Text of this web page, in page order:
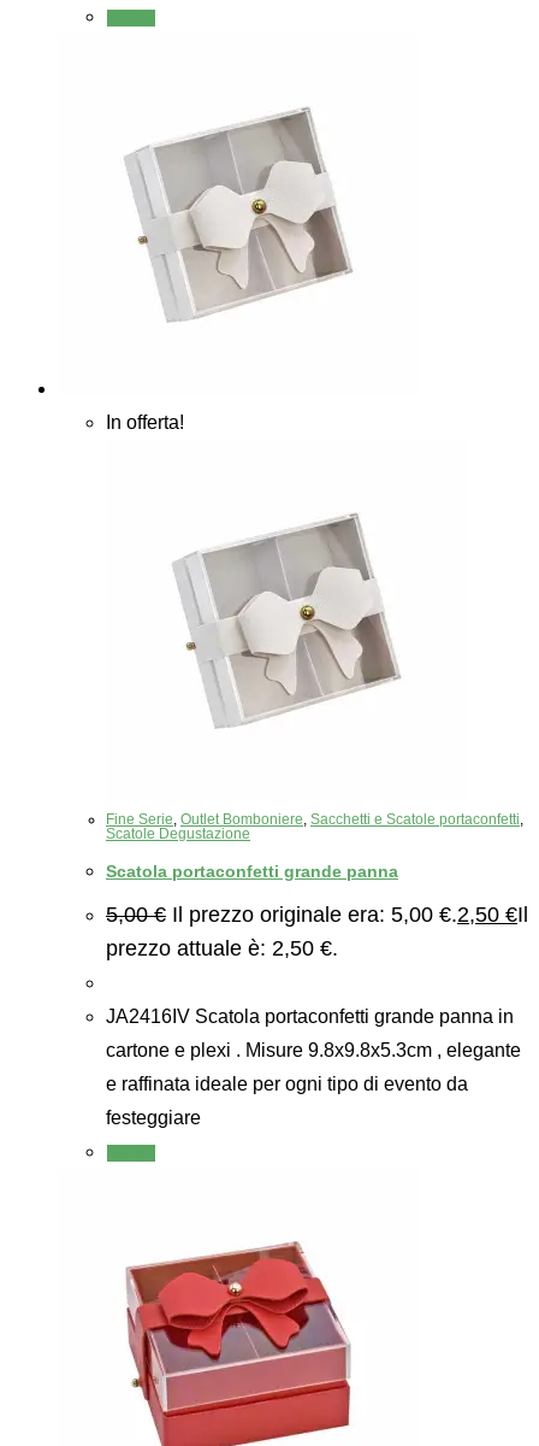
In offerta!
Fine Serie Outlet Bomboniere Sacchetti e Scatole portaconfetti
Scatole Degustazione
Scatola portaconfetti grande panna
5,00€ Il prezzo originale era: 5,00 €.2,50 €Il
prezzo attuale è: 2,50 €.
JA2416IV Scatola portaconfetti grande panna in
cartone e plexi . Misure 9.8x9.8x5.3cm , elegante
e raffinata ideale per ogni tipo di evento da
festeggiare